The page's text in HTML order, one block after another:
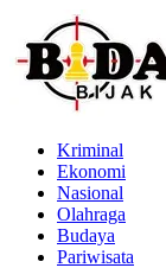
Kriminal
Ekonomi
Nasional
Olahraga
Budaya
Pariwisata